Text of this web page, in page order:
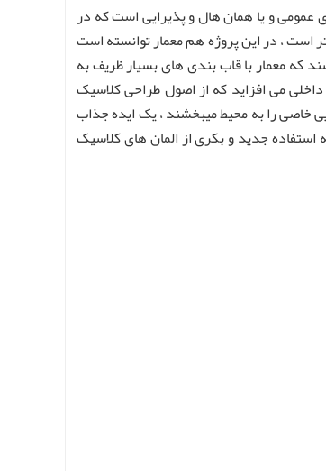
و یا همان هال و پذیرایی است که در
است ، در این پروژه هم معمار توانسته است
که معمار با قاب بندی های بسیار ظریف به
می افزاید که از اصول طراحی کلاسیک
خاصی را به محیط میبخشند ، یک ایده جذاب
جدید و بکری از المان های کلاسیک